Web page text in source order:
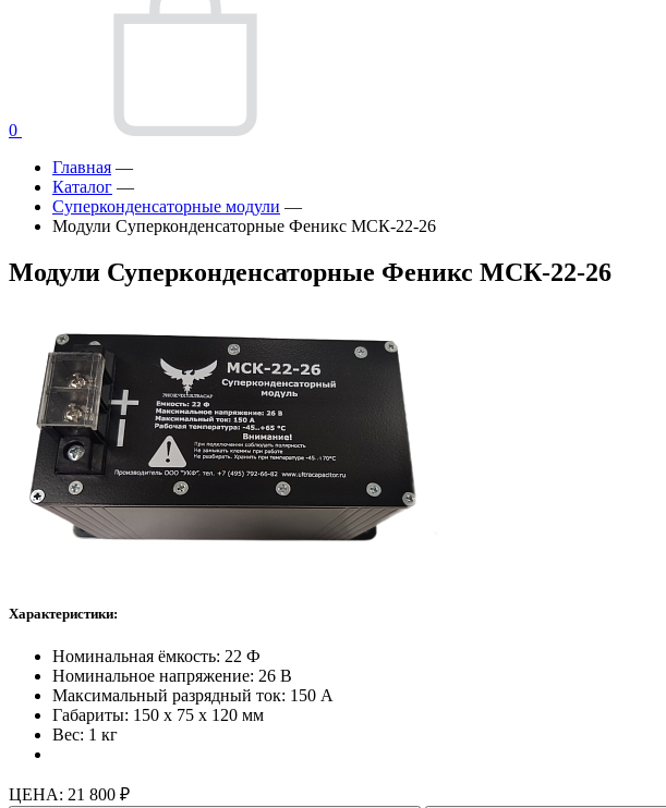
0
Главная —
Каталог —
Суперконденсаторные модули —
Модули Суперконденсаторные Феникс МСК-22-26
Модули Суперконденсаторные Феникс МСК-22-26
Характеристики:
Номинальная ёмкость: 22 Ф
Номинальное напряжение: 26 В
Максимальный разрядный ток: 150 А
Габариты: 150 х 75 х 120 мм
Вес: 1 кг
ЦЕНА: 21 800 ₽